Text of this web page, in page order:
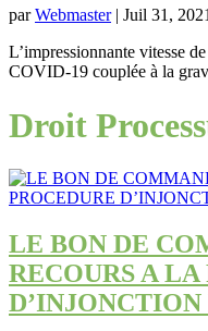
parWebmaster| Juil 31, 2021
L’impressionnante vitesse
COVID-19 couplée à la
Droit
LE BON DE
RECOURS A LA
D’INJONCTION